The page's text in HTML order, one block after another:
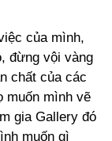
của mình,
đừng vội vàng
chất của các
muốn mình vẽ
gia Gallery đó
muốn gì